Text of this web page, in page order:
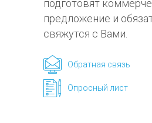
Опросный лист
Обратная связь
подготовят
предложение и
свяжутся с Вами.